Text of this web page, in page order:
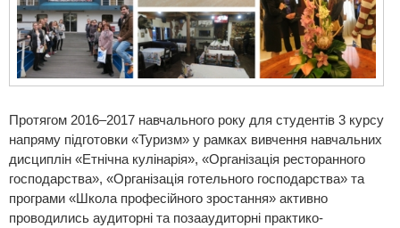
Протягом 2016–2017 навчального року для студентів 3 курсу
напряму підготовки «Туризм» у рамках вивчення навчальних
дисциплін «Етнічна кулінарія», «Організація ресторанного
господарства», «Організація готельного господарства» та
програми «Школа професійного зростання» активно
проводились аудиторні та позааудиторні практико-